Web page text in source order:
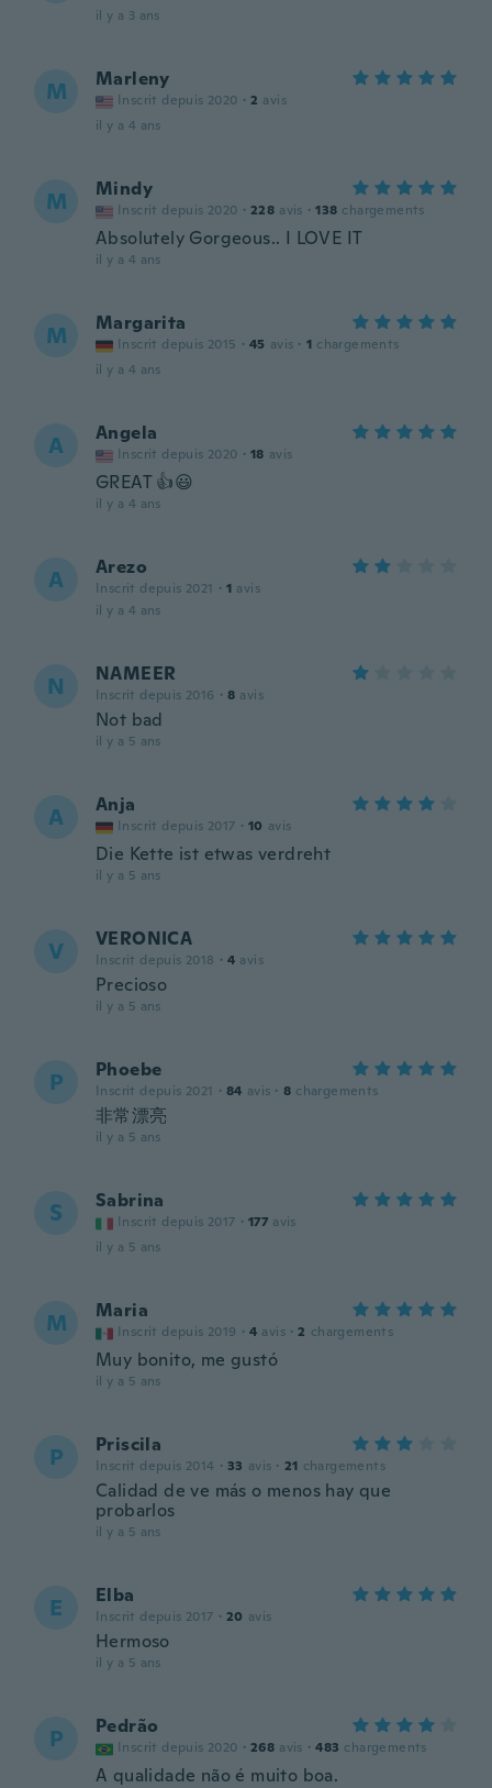
il y a 3 ans
M Marleny
Inscrit depuis 2020 · 2 avis
il y a 4 ans
M Mindy
Inscrit depuis 2020 · 228 avis · 138 chargements
Absolutely Gorgeous.. I LOVE IT
il y a 4 ans
M Margarita
Inscrit depuis 2015 · 45 avis · 1 chargements
il y a 4 ans
A Angela
Inscrit depuis 2020 · 18 avis
GREAT 👍😃
il y a 4 ans
A Arezo
Inscrit depuis 2021 · 1 avis
il y a 4 ans
N NAMEER
Inscrit depuis 2016 · 8 avis
Not bad
il y a 5 ans
A Anja
Inscrit depuis 2017 · 10 avis
Die Kette ist etwas verdreht
il y a 5 ans
V VERONICA
Inscrit depuis 2018 · 4 avis
Precioso
il y a 5 ans
P Phoebe
Inscrit depuis 2021 · 84 avis · 8 chargements
非常漂亮
il y a 5 ans
S Sabrina
Inscrit depuis 2017 · 177 avis
il y a 5 ans
M Maria
Inscrit depuis 2019 · 4 avis · 2 chargements
Muy bonito, me gustó
il y a 5 ans
P Priscila
Inscrit depuis 2014 · 33 avis · 21 chargements
Calidad de ve más o menos hay que
probarlos
il y a 5 ans
E Elba
Inscrit depuis 2017 · 20 avis
Hermoso
il y a 5 ans
P Pedrão
Inscrit depuis 2020 · 268 avis · 483 chargements
A qualidade não é muito boa.